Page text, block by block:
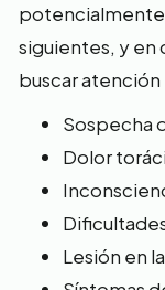
siguientes, y en
buscar
Sospecha
Dolor
Lesión en